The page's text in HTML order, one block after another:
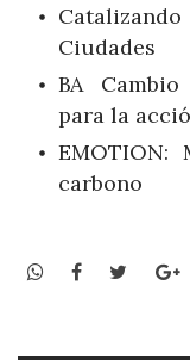
Ciudades
BA
para la
carbono
WhatsApp
Facebook
Twitter